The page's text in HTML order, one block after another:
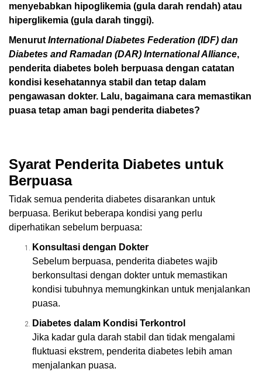
menyebabkan hipoglikemia (gula darah rendah) atau
hiperglikemia (gula darah tinggi).
Menurut International Diabetes Federation (IDF) dan
Diabetes and Ramadan (DAR) International Alliance,
penderita diabetes boleh berpuasa dengan catatan
kondisi kesehatannya stabil dan tetap dalam
pengawasan dokter. Lalu, bagaimana cara memastikan
puasa tetap aman bagi penderita diabetes?
Syarat Penderita Diabetes untuk
Berpuasa
Tidak semua penderita diabetes disarankan untuk
berpuasa. Berikut beberapa kondisi yang perlu
diperhatikan sebelum berpuasa:
Konsultasi dengan Dokter
Sebelum berpuasa, penderita diabetes wajib
berkonsultasi dengan dokter untuk memastikan
kondisi tubuhnya memungkinkan untuk menjalankan
puasa.
Diabetes dalam Kondisi Terkontrol
Jika kadar gula darah stabil dan tidak mengalami
fluktuasi ekstrem, penderita diabetes lebih aman
menjalankan puasa.